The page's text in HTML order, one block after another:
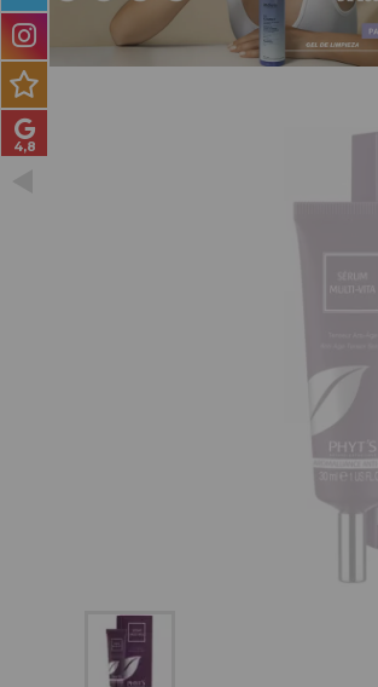
PRODUCTOS PARA
HOMBRES
PACKS DE REGALO